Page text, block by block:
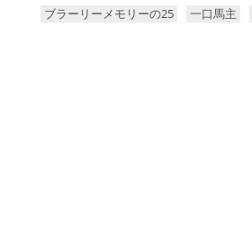
ブラーリーメモリーの25
一口馬主